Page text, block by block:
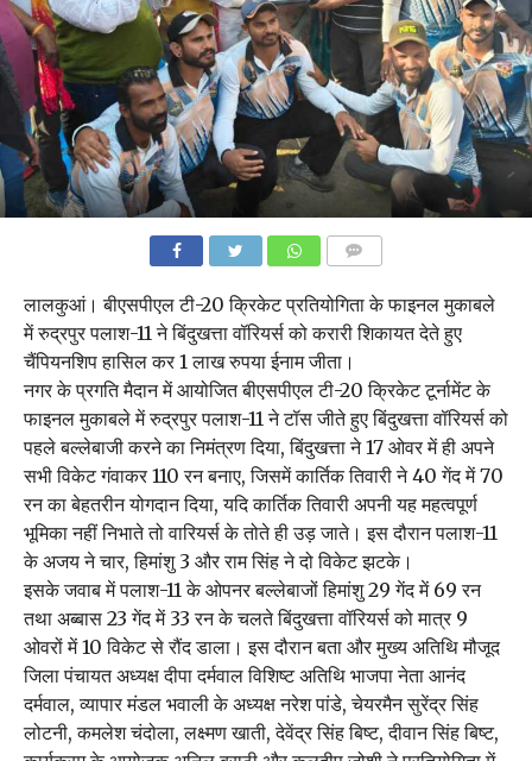
लालकुआं। बीएसपीएल टी-20 क्रिकेट प्रतियोगिता के फाइनल मुकाबले
में रुद्रपुर पलाश-11 ने बिंदुखत्ता वॉरियर्स को करारी शिकायत देते हुए
चैंपियनशिप हासिल कर 1 लाख रुपया ईनाम जीता।
नगर के प्रगति मैदान में आयोजित बीएसपीएल टी-20 क्रिकेट टूर्नामेंट के
फाइनल मुकाबले में रुद्रपुर पलाश-11 ने टॉस जीते हुए बिंदुखत्ता वॉरियर्स को
पहले बल्लेबाजी करने का निमंत्रण दिया, बिंदुखत्ता ने 17 ओवर में ही अपने
सभी विकेट गंवाकर 110 रन बनाए, जिसमें कार्तिक तिवारी ने 40 गेंद में 70
रन का बेहतरीन योगदान दिया, यदि कार्तिक तिवारी अपनी यह महत्वपूर्ण
भूमिका नहीं निभाते तो वारियर्स के तोते ही उड़ जाते। इस दौरान पलाश-11
के अजय ने चार, हिमांशु 3 और राम सिंह ने दो विकेट झटके।
इसके जवाब में पलाश-11 के ओपनर बल्लेबाजों हिमांशु 29 गेंद में 69 रन
तथा अब्बास 23 गेंद में 33 रन के चलते बिंदुखत्ता वॉरियर्स को मात्र 9
ओवरों में 10 विकेट से रौंद डाला। इस दौरान बता और मुख्य अतिथि मौजूद
जिला पंचायत अध्यक्ष दीपा दर्मवाल विशिष्ट अतिथि भाजपा नेता आनंद
दर्मवाल, व्यापार मंडल भवाली के अध्यक्ष नरेश पांडे, चेयरमैन सुरेंद्र सिंह
लोटनी, कमलेश चंदोला, लक्ष्मण खाती, देवेंद्र सिंह बिष्ट, दीवान सिंह बिष्ट,